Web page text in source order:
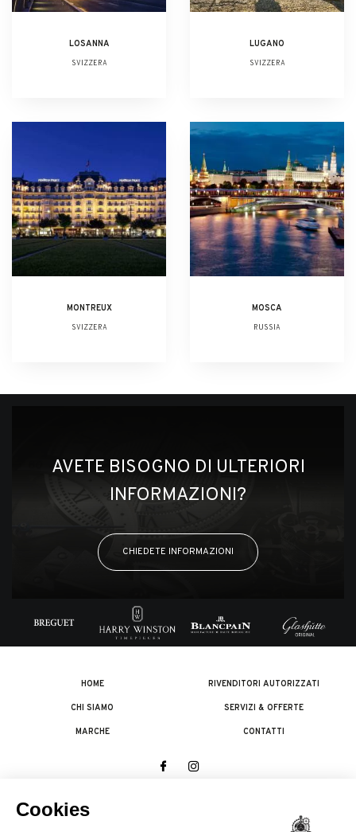
LOSANNA
SVIZZERA
LUGANO
SVIZZERA
MONTREUX
SVIZZERA
MOSCA
RUSSIA
AVETE BISOGNO DI ULTERIORI
INFORMAZIONI?
CHIEDETE INFORMAZIONI
HOME
CHI SIAMO
MARCHE
RIVENDITORI AUTORIZZATI
SERVIZI & OFFERTE
CONTATTI